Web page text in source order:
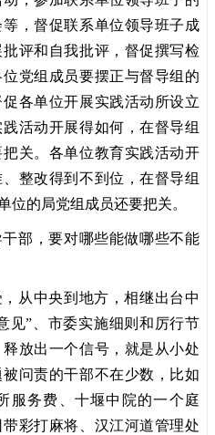
，督促联系单位领导班子成
评和自我批评，督促撰写检
党组成员要摆正与督导组的
各单位开展实践活动所设立
活动开展得如何，在督导组
关。各单位教育实践活动开
整改得到不到位，在督导组
位的局党组成员还要把关。
部，要对哪些能做哪些不能
从中央到地方，相继出台中
见”、市委实施细则和厉行节
放出一个信号，就是从小处
问责的干部不在少数，比如
服务费、十堰中院的一个庭
彩打麻将、汉江河道管理处